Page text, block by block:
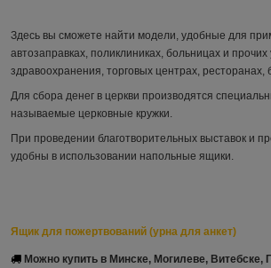
Здесь вы сможете найти модели, удобные для
автозаправках, поликлиниках, больницах и
здравоохранения, торговых центрах, ресторанах,
Для сбора денег в церкви производятся
называемые церковные кружки.
При проведении благотворительных выставок и
удобны в использовании напольные ящики.
Ящик для пожертвований (урна для анкет)
Можно купить в Минске, Могилеве, Витебске,